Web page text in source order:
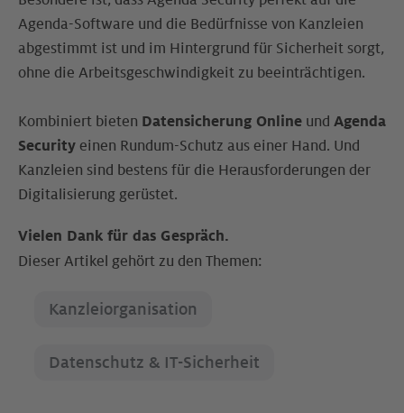
Agenda-Software und die Bedürfnisse von Kanzleien
abgestimmt ist und im Hintergrund für Sicherheit sorgt,
ohne die Arbeitsgeschwindigkeit zu beeinträchtigen.
Kombiniert bieten Datensicherung Online und Agenda
Security einen Rundum-Schutz aus einer Hand. Und
Kanzleien sind bestens für die Herausforderungen der
Digitalisierung gerüstet.
Vielen Dank für das Gespräch.
Dieser Artikel gehört zu den Themen:
Kanzleiorganisation
Datenschutz & IT-Sicherheit